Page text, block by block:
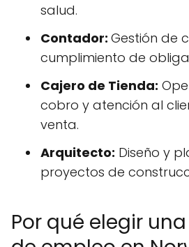
salud.
Contador: Gestión de
cumplimiento de
Cajero de Tienda:
cobro y atención al
venta.
Arquitecto: Diseño y
proyectos de
Por qué elegir